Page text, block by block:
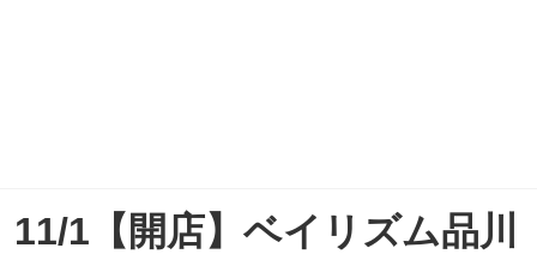
11/1【開店】ベイリズム品川